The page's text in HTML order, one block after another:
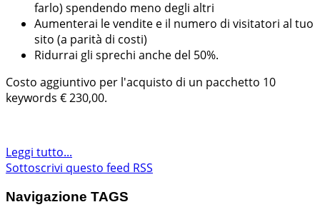
farlo) spendendo meno degli altri
Aumenterai le vendite e il numero di visitatori al tuo
sito (a parità di costi)
Ridurrai gli sprechi anche del 50%.
Costo aggiuntivo per l'acquisto di un pacchetto 10
keywords € 230,00.
Leggi tutto...
Sottoscrivi questo feed RSS
Navigazione TAGS